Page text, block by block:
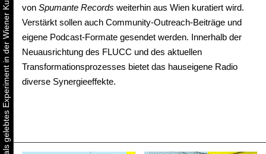
von Spumante Records weiterhin aus Wien kuratiert wird.
Verstärkt sollen auch Community-Outreach-Beiträge und
eigene Podcast-Formate gesendet werden. Innerhalb der
Neuausrichtung des FLUCC und des aktuellen
Transformationsprozesses bietet das hauseigene Radio
diverse Synergieeffekte.